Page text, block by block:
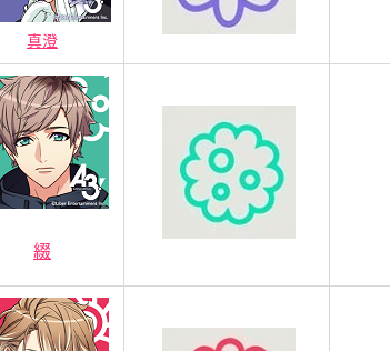
真澄
綴